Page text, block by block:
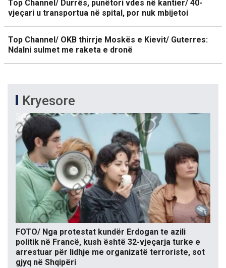
Top Channel/ Durrës, punëtori vdes në kantier/ 40-
vjeçari u transportua në spital, por nuk mbijetoi
Top Channel/ OKB thirrje Moskës e Kievit/ Guterres:
Ndalni sulmet me raketa e dronë
Kryesore
FOTO/ Nga protestat kundër Erdogan te azili
politik në Francë, kush është 32-vjeçarja turke e
arrestuar për lidhje me organizatë terroriste, sot
gjyq në Shqipëri